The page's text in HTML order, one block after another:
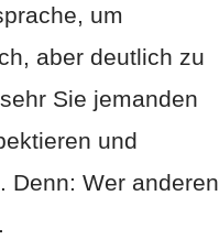
um
aber deutlich zu
Sie jemanden
und
Denn: Wer anderen